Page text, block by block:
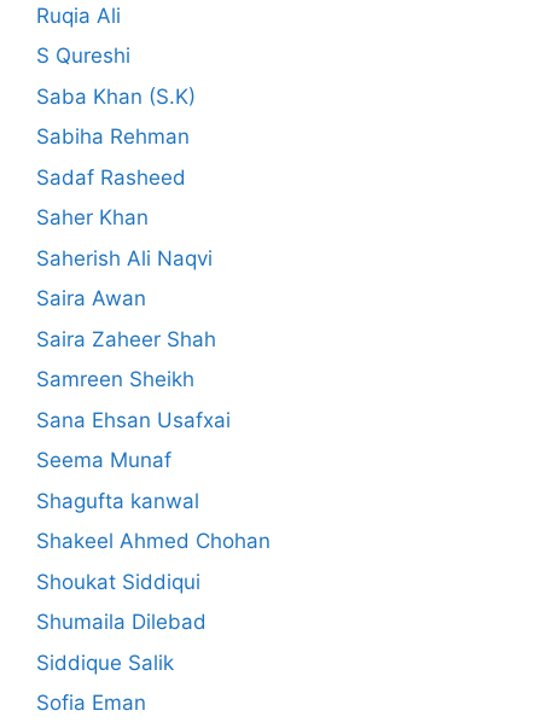
Ruqia Ali
S Qureshi
Saba Khan (S.K)
Sabiha Rehman
Sadaf Rasheed
Saher Khan
Saherish Ali Naqvi
Saira Awan
Saira Zaheer Shah
Samreen Sheikh
Sana Ehsan Usafxai
Seema Munaf
Shagufta kanwal
Shakeel Ahmed Chohan
Shoukat Siddiqui
Shumaila Dilebad
Siddique Salik
Sofia Eman